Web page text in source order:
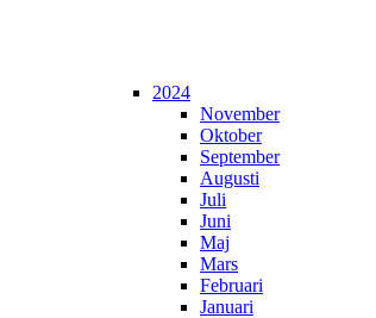
2024
November
Oktober
September
Augusti
Juli
Juni
Maj
Mars
Februari
Januari